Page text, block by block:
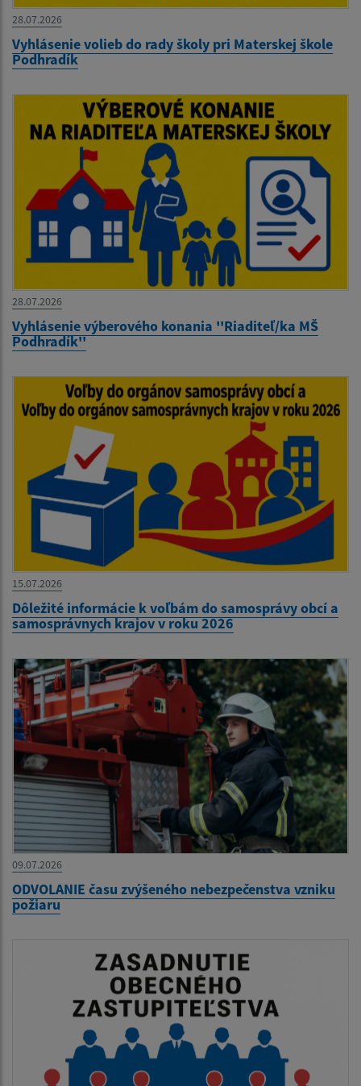
28.07.2026
Vyhlásenie volieb do rady školy pri Materskej škole
Podhradík
28.07.2026
Vyhlásenie výberového konania ''Riaditeľ/ka MŠ
Podhradík''
15.07.2026
Dôležité informácie k voľbám do samosprávy obcí a
samosprávnych krajov v roku 2026
09.07.2026
ODVOLANIE času zvýšeného nebezpečenstva vzniku
požiaru